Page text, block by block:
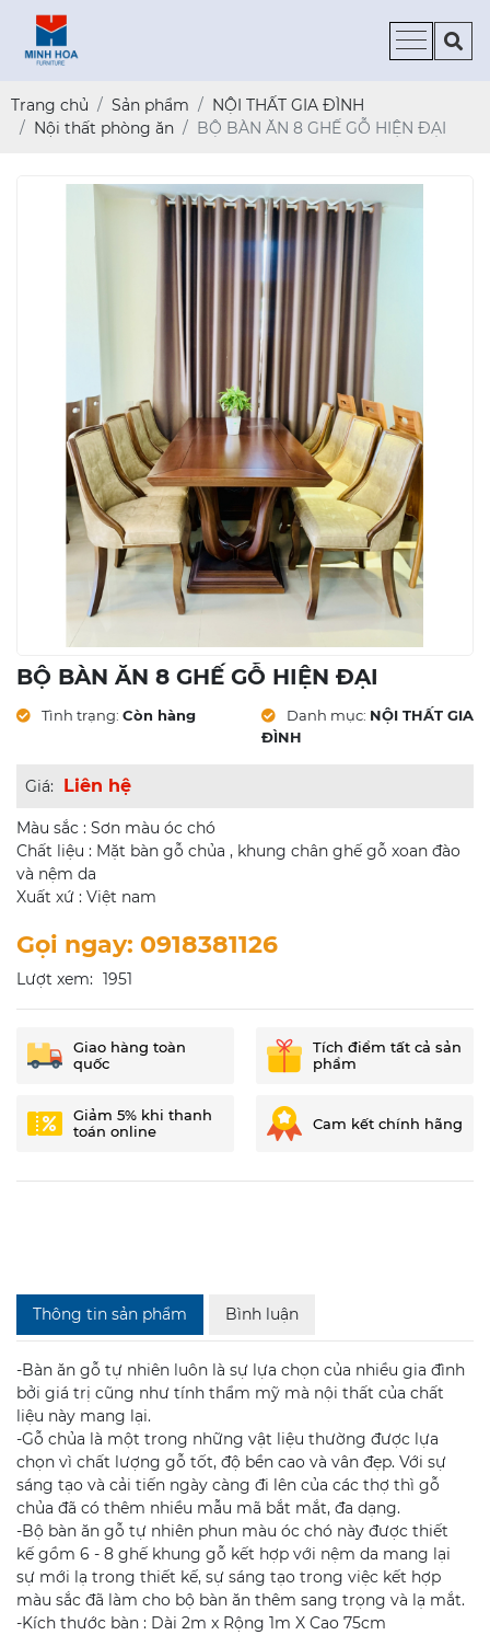
Trang chủ Sản phẩm
NỘI THẤT GIA ĐÌNH
Nội thất phòng ăn
BỘ BÀN ĂN 8 GHẾ GỖ HIỆN ĐẠI
BỘ BÀN ĂN 8 GHẾ GỖ HIỆN ĐẠI
Tình trạng: Còn hàng Danh mục: NỘI THẤT GIA
ĐÌNH
Giá: Liên hệ
Màu sắc : Sơn màu óc chó
Chất liệu : Mặt bàn gỗ chủa , khung chân ghế gỗ xoan đào
và nệm da
Xuất xứ : Việt nam
Gọi ngay: 0918381126
Lượt xem: 1951
Giao hàng toàn
quốc
Tích điểm tất cả sản
phẩm
Giảm 5% khi thanh
toán online
Cam kết chính hãng
Thông tin sản phẩm Bình luận
-Bàn ăn gỗ tự nhiên luôn là sự lựa chọn của nhiều gia đình
bởi giá trị cũng như tính thẩm mỹ mà nội thất của chất
liệu này mang lại.
-Gỗ chủa là một trong những vật liệu thường được lựa
chọn vì chất lượng gỗ tốt, độ bền cao và vân đẹp. Với sự
sáng tạo và cải tiến ngày càng đi lên của các thợ thì gỗ
chủa đã có thêm nhiều mẫu mã bắt mắt, đa dạng.
-Bộ bàn ăn gỗ tự nhiên phun màu óc chó này được thiết
kế gồm 6 - 8 ghế khung gỗ kết hợp với nệm da mang lại
sự mới lạ trong thiết kế, sự sáng tạo trong việc kết hợp
màu sắc đã làm cho bộ bàn ăn thêm sang trọng và lạ mắt.
-Kích thước bàn : Dài 2m x Rộng 1m X Cao 75cm